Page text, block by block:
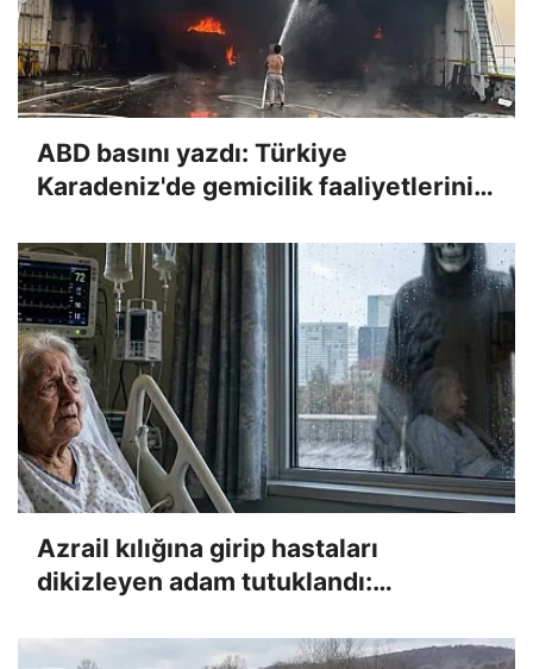
ABD basını yazdı: Türkiye
Karadeniz'de gemicilik faaliyetlerini
Azrail kılığına girip hastaları
dikizleyen adam tutuklandı: